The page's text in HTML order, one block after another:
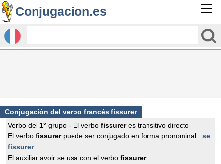
Conjugacion.es
Conjugación del verbo francés fissurer
Verbo del 1° grupo - El verbo fissureres transitivo directo
El verbo fissurerpuede ser conjugado en forma pronominal : se
fissurer
El auxiliar avoir se usa con el verbo fissurer